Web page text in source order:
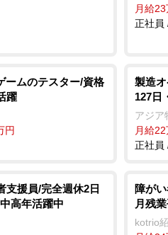
月給
正社員
ームのテスター/資格
躍
円
製造
127日
アジア
月給
正社員
支援員/完全週休2日
高年活躍中
障が
月残
kotrio